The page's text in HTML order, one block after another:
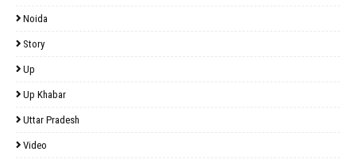
Noida
Story
Up
Up Khabar
Uttar Pradesh
Video